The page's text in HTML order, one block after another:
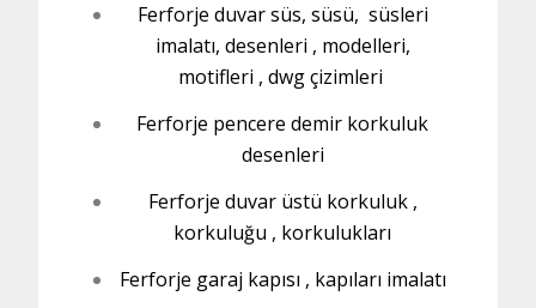
Ferforje duvar süs, süsü, süsleri
imalatı, desenleri , modelleri,
motifleri , dwg çizimleri
Ferforje pencere demir korkuluk
desenleri
Ferforje duvar üstü korkuluk ,
korkuluğu , korkulukları
Ferforje garaj kapısı , kapıları imalatı